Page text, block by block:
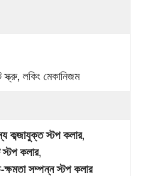
লকিং মেকানিজম
কব্জাযুক্ত স্টপ কলার,
কলার,
ক্ষমতা সম্পন্ন স্টপ কলার